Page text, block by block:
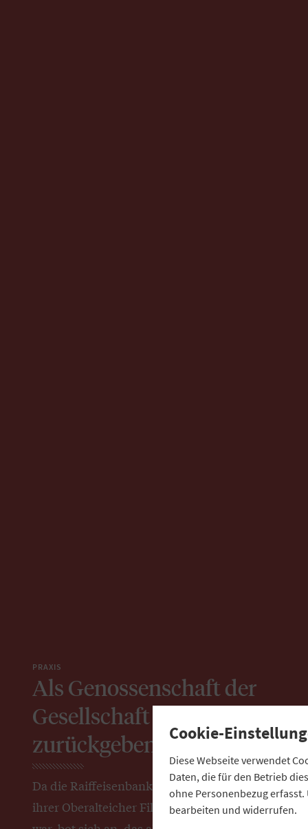
PRAXIS
Als Genossenschaft der
Gesellschaft etwas
zurückgeben
Da die Raiffeisenbank Parkstetten mit
ihrer Oberalteicher Filiale umgezogen
Cookie-
Diese Webseite verwendet
Daten, die für den Betrieb
ohne Personenbezug
bearbeiten und widerrufen.